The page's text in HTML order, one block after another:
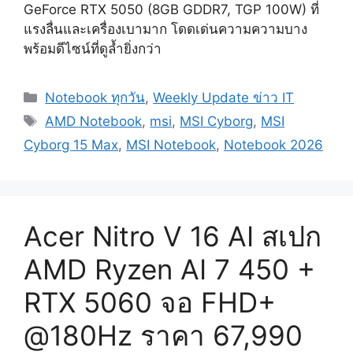
GeForce RTX 5050 (8GB GDDR7, TGP 100W) ที่
แรงลื่นและเครื่องเบามาก โดดเด่นความความบาง
พร้อมดีไซน์ที่ดูล้ำยิ่งกว่า
Categories
Notebook ทุกวัน,Weekly Update ข่าว IT
Tags
AMD Notebook, msi, MSI Cyborg, MSI
Cyborg 15 Max, MSI Notebook, Notebook 2026
Acer Nitro V 16 AI สเปก
AMD Ryzen AI 7 450 +
RTX 5060 จอ FHD+
@180Hz ราคา 67,990